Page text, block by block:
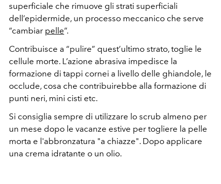
superficiale che rimuove gli strati superficiali
dell’epidermide, un processo meccanico che serve
“cambiar pelle”.
Contribuisce a “pulire” quest’ultimo strato, toglie le
cellule morte. L’azione abrasiva impedisce la
formazione di tappi cornei a livello delle ghiandole, le
occlude, cosa che contribuirebbe alla formazione di
punti neri, mini cisti etc.
Si consiglia sempre di utilizzare lo scrub almeno per
un mese dopo le vacanze estive per togliere la pelle
morta e l'abbronzatura "a chiazze". Dopo applicare
una crema idratante o un olio.